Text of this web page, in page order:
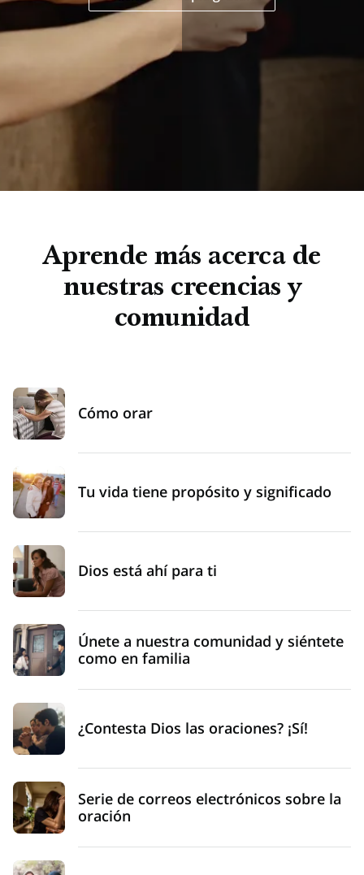
Aprende más acerca de
nuestras creencias y
comunidad
Cómo orar
Tu vida tiene propósito y significado
Dios está ahí para ti
Únete a nuestra comunidad y siéntete
como en familia
¿Contesta Dios las oraciones? ¡Sí!
Serie de correos electrónicos sobre la
oración